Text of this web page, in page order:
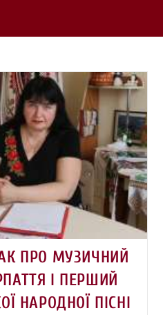
ПРО МУЗИЧНИЙ
І ПЕРШИЙ
НАРОДНОЇ ПІСНІ